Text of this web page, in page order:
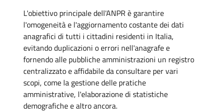
L'obiettivo principale dell'ANPR è garantire
l'omogeneità e l'aggiornamento costante dei dati
anagrafici di tutti i cittadini residenti in Italia,
evitando duplicazioni o errori nell'anagrafe e
fornendo alle pubbliche amministrazioni un registro
centralizzato e affidabile da consultare per vari
scopi, come la gestione delle pratiche
amministrative, l'elaborazione di statistiche
demografiche e altro ancora.